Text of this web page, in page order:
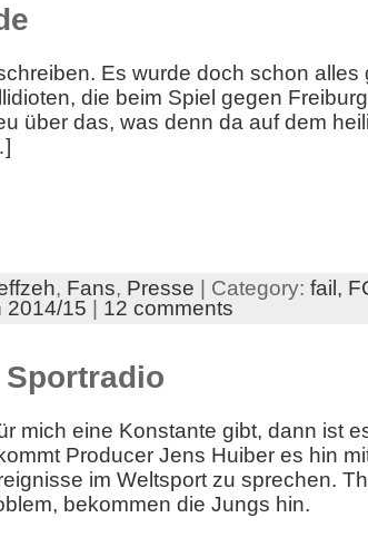
Es wurde doch schon
die beim Spiel gegen
über das, was denn da auf dem
, Fans, Presse | Category: fail,
2014/15 | 12 comments
mich eine Konstante gibt, dann ist
Producer Jens Huiber es hin
im Weltsport zu sprechen.
bekommen die Jungs hin.